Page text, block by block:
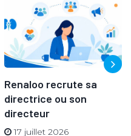
Renaloo recrute sa
directrice ou son
directeur
17 juillet 2026